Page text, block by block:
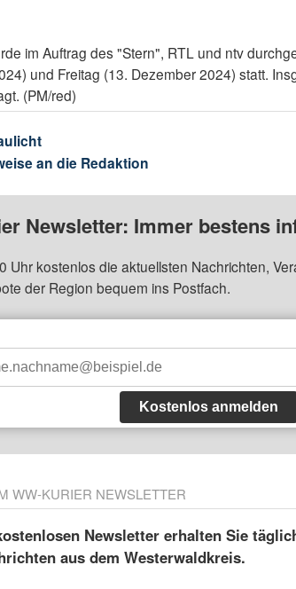
im Auftrag des "Stern", RTL und ntv
und Freitag (13. Dezember 2024) statt.
(PM/red)
an die Redaktion
Newsletter: Immer bestens
Uhr kostenlos die aktuellsten Nachrichten,
der Region bequem ins Postfach.
Kostenlos anmelden
WW-KURIER NEWSLETTER
Newsletter erhalten Sie
aus dem Westerwaldkreis.